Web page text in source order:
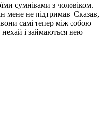
сумнівами з чоловіком.
мене не підтримав. Сказав,
самі тепер між собою
і займаються нею